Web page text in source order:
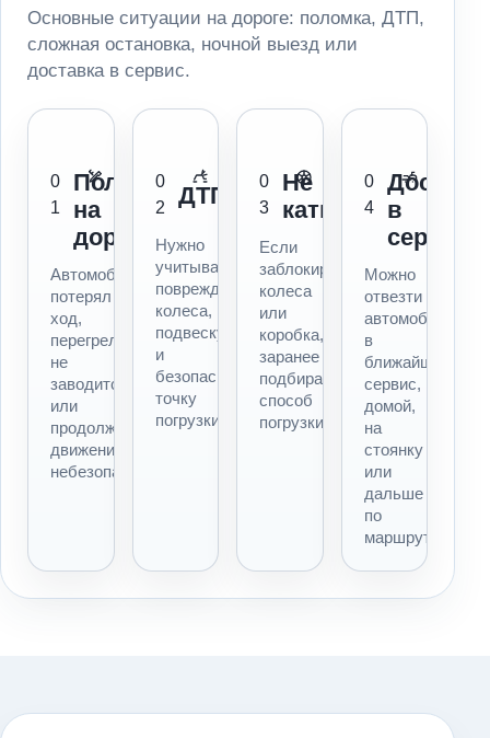
Основные ситуации на дороге: поломка, ДТП,
сложная остановка, ночной выезд или
доставка в сервис.
0
1
Поломка
на
дороге
Автомобиль
потерял
ход,
перегрелся,
не
заводится
или
продолжать
движение
небезопасно.
0
2
ДТП
Нужно
учитывать
повреждения,
колеса,
подвеску
и
безопасную
точку
погрузки.
0
3
Не
катится
Если
заблокированы
колеса
или
коробка,
заранее
подбираем
способ
погрузки.
0
4
в
сервис
Можно
отвезти
автомобиль
в
ближайший
сервис,
домой,
на
стоянку
или
дальше
по
маршруту.